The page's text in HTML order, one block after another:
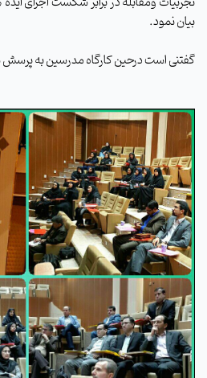
بیان نمود.
گفتنی است درحین کارگاه مدرسین به پرسش